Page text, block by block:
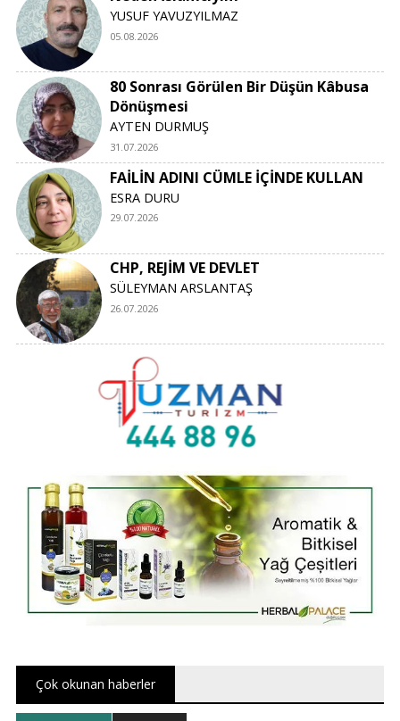
YUSUF YAVUZYILMAZ
05.08.2026
80 Sonrası Görülen Bir Düşün Kâbusa
Dönüşmesi
AYTEN DURMUŞ
31.07.2026
FAİLİN ADINI CÜMLE İÇİNDE KULLAN
ESRA DURU
29.07.2026
CHP, REJİM VE DEVLET
SÜLEYMAN ARSLANTAŞ
26.07.2026
Çok okunan haberler